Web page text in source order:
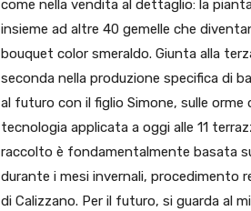
come nella vendita al dettaglio: la
insieme ad altre 40 gemelle che
bouquet color smeraldo. Giunta alla
seconda nella produzione specifica di
al futuro con il figlio Simone, sulle orme
tecnologia applicata a oggi alle 11
raccolto è fondamentalmente basata
durante i mesi invernali, procedimento
di Calizzano. Per il futuro, si guarda al